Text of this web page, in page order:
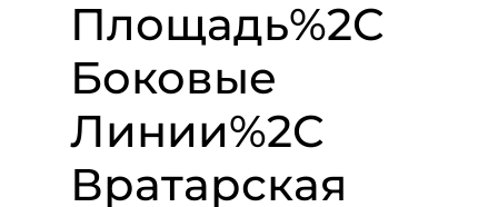
Площадь%2C
Боковые
Линии%2C
Вратарская